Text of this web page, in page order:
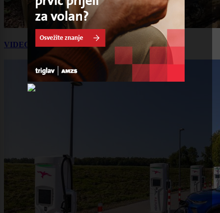
VIDEO: Na izviru Soče vas čaka ledeno presenečenje